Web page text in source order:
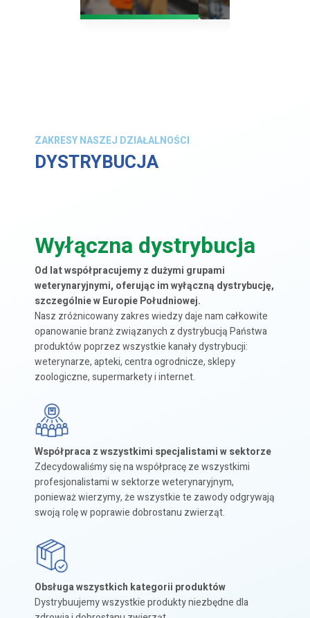
ZAKRESY NASZEJ DZIAŁALNOŚCI
DYSTRYBUCJA
Wyłączna dystrybucja
Od lat współpracujemy z dużymi grupami
weterynaryjnymi, oferując im wyłączną dystrybucję,
szczególnie w Europie Południowej.
Nasz zróżnicowany zakres wiedzy daje nam całkowite
opanowanie branż związanych z dystrybucją Państwa
produktów poprzez wszystkie kanały dystrybucji:
weterynarze, apteki, centra ogrodnicze, sklepy
zoologiczne, supermarkety i internet.
Współpraca z wszystkimi specjalistami w sektorze
Zdecydowaliśmy się na współpracę ze wszystkimi
profesjonalistami w sektorze weterynaryjnym,
ponieważ wierzymy, że wszystkie te zawody odgrywają
swoją rolę w poprawie dobrostanu zwierząt.
Obsługa wszystkich kategorii produktów
Dystrybuujemy wszystkie produkty niezbędne dla